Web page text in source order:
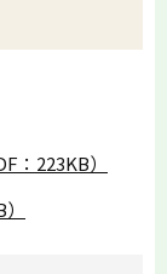
：223KB）